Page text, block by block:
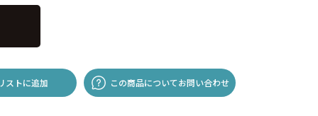
ストに追加 この商品についてお問い合わせ